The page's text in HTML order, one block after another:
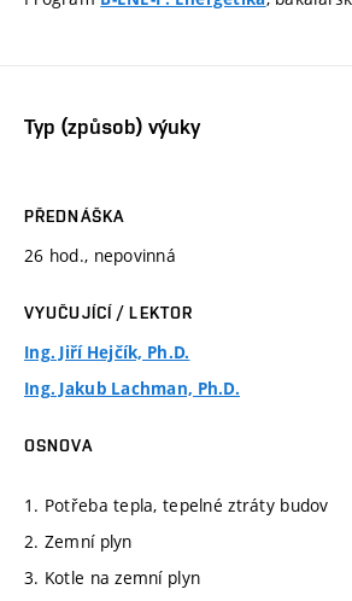
Typ (způsob) výuky
PŘEDNÁŠKA
26 hod., nepovinná
VYUČUJÍCÍ / LEKTOR
Ing. Jiří Hejčík, Ph.D.
Ing. Jakub Lachman, Ph.D.
OSNOVA
1. Potřeba tepla, tepelné ztráty budov
2. Zemní plyn
3. Kotle na zemní plyn